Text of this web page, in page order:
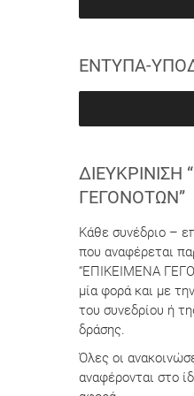
ΕΝΤΥΠΑ-
ΔΙΕΥΚΡΊΝΙΣΗ
ΓΕΓΟΝΌΤΩΝ”
Κάθε συνέδριο –
που αναφέρεται
“ΕΠΙΚΕΙΜΕΝΑ
μία φορά και με
του συνεδρίου ή
δράσης.
Όλες οι
αναφέρονται στο